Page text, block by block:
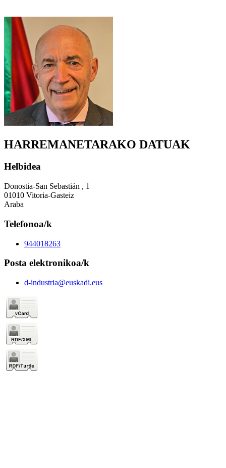
HARREMANETARAKO DATUAK
Helbidea
Donostia-San Sebastián , 1
01010 Vitoria-Gasteiz
Araba
Telefonoa/k
944018263
Posta elektronikoa/k
d-industria@euskadi.eus